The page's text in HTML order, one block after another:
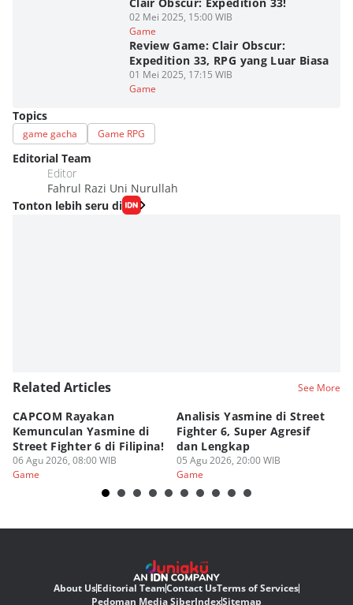
02 Mei 2025, 15:00 WIB
Game
Review Game: Clair Obscur:
Expedition 33, RPG yang Luar Biasa
01 Mei 2025, 17:15 WIB
Game
Topics
game gacha Game RPG
Editorial Team
Editor
Fahrul Razi Uni Nurullah
Tonton lebih seru di
Related Articles See More
CAPCOM Rayakan
Kemunculan Yasmine di
Street Fighter 6 di Filipina!
06 Agu 2026, 08:00 WIB
Game
Analisis Yasmine di Street
Fighter 6, Super Agresif
dan Lengkap
05 Agu 2026, 20:00 WIB
Game
About UsEditorial TeamContact UsTerms of Services
Pedoman Media SiberIndexSitemap